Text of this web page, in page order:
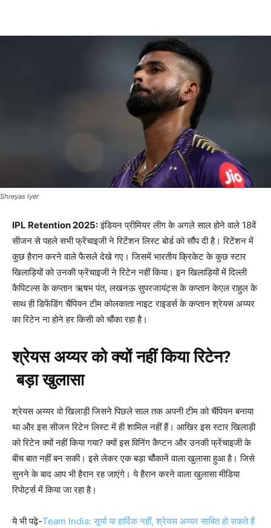
Shreyas Iyer
IPL Retention 2025:इंडियन प्रीमियर लीग के अगले साल होने वाले 18वें
सीजन से पहले सभी फ्रेंचाइजी ने रिटेंशन लिस्ट बोर्ड को सौंप दी है। रिटेंशन में
कुछ हैरान करने वाले फैसले देखे गए। जिसमें भारतीय क्रिकेट के कुछ स्टार
खिलाड़ियों को उनकी फ्रेंचाइजी ने रिटेन नहीं किया। इन खिलाड़ियों में दिल्ली
कैपिटल्स के कप्तान ऋषभ पंत, लखनऊ सुपरजायंट्स के कप्तान केएल राहुल के
साथ ही डिफेंडिंग चैंपियन टीम कोलकाता नाइट राइडर्स के कप्तान श्रेयस अय्यर
का रिटेन ना होने हर किसी को चौंका रहा है।
श्रेयस अय्यर को क्यों नहीं किया रिटेन?
बड़ा खुलासा
श्रेयस अय्यर वो खिलाड़ी जिसने पिछले साल तक अपनी टीम को चैंपियन बनाया
था और इस सीजन रिटेन लिस्ट में ही शामिल नहीं हैं। आखिर इस स्टार खिलाड़ी
को रिटेन क्यों नहीं किया गया? क्यों इस विनिंग कैप्टन और उनकी फ्रेंचाइजी के
बीच बात नहीं बन सकी। इसे लेकर एक बड़ा चौंकानें वाला खुलासा हुआ है। जिसे
सुनने के बाद आप भी हैरान रह जाएंगे। ये हैरान करने वाला खुलासा मीडिया
रिपोर्ट्स में किया जा रहा है।
ये भी पढ़े-Team India: सूर्या या हार्दिक नहीं, श्रेयस अय्यर साबित हो सकते हैं